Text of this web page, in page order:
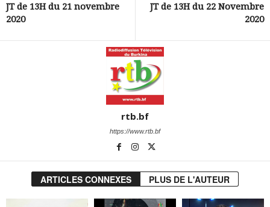
JT de 13H du 21 novembre
2020
JT de 13H du 22 Novembre
2020
rtb.bf
https://www.rtb.bf
ARTICLES CONNEXES PLUS DE L'AUTEUR